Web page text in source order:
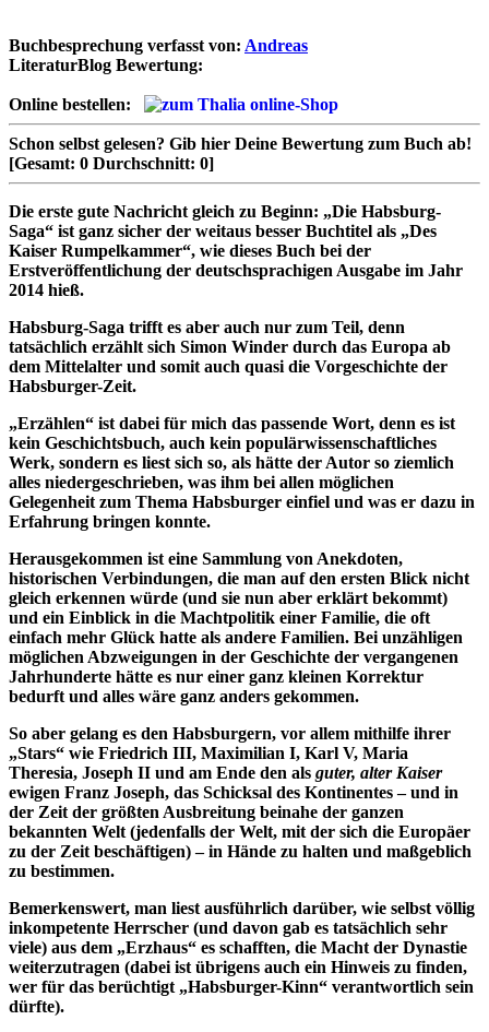
Buchbesprechung verfasst von: Andreas
LiteraturBlog Bewertung:
Online bestellen:
Schon selbst gelesen? Gib hier Deine Bewertung zum Buch ab!
[Gesamt: 0 Durchschnitt: 0]
Die erste gute Nachricht gleich zu Beginn: „Die Habsburg-
Saga“ ist ganz sicher der weitaus besser Buchtitel als „Des
Kaiser Rumpelkammer“, wie dieses Buch bei der
Erstveröffentlichung der deutschsprachigen Ausgabe im Jahr
2014 hieß.
Habsburg-Saga trifft es aber auch nur zum Teil, denn
tatsächlich erzählt sich Simon Winder durch das Europa ab
dem Mittelalter und somit auch quasi die Vorgeschichte der
Habsburger-Zeit.
„Erzählen“ ist dabei für mich das passende Wort, denn es ist
kein Geschichtsbuch, auch kein populärwissenschaftliches
Werk, sondern es liest sich so, als hätte der Autor so ziemlich
alles niedergeschrieben, was ihm bei allen möglichen
Gelegenheit zum Thema Habsburger einfiel und was er dazu in
Erfahrung bringen konnte.
Herausgekommen ist eine Sammlung von Anekdoten,
historischen Verbindungen, die man auf den ersten Blick nicht
gleich erkennen würde (und sie nun aber erklärt bekommt)
und ein Einblick in die Machtpolitik einer Familie, die oft
einfach mehr Glück hatte als andere Familien. Bei unzähligen
möglichen Abzweigungen in der Geschichte der vergangenen
Jahrhunderte hätte es nur einer ganz kleinen Korrektur
bedurft und alles wäre ganz anders gekommen.
So aber gelang es den Habsburgern, vor allem mithilfe ihrer
„Stars“ wie Friedrich III, Maximilian I, Karl V, Maria
Theresia, Joseph II und am Ende den als guter, alter Kaiser
ewigen Franz Joseph, das Schicksal des Kontinentes – und in
der Zeit der größten Ausbreitung beinahe der ganzen
bekannten Welt (jedenfalls der Welt, mit der sich die Europäer
zu der Zeit beschäftigen) – in Hände zu halten und maßgeblich
zu bestimmen.
Bemerkenswert, man liest ausführlich darüber, wie selbst völlig
inkompetente Herrscher (und davon gab es tatsächlich sehr
viele) aus dem „Erzhaus“ es schafften, die Macht der Dynastie
weiterzutragen (dabei ist übrigens auch ein Hinweis zu finden,
wer für das berüchtigt „Habsburger-Kinn“ verantwortlich sein
dürfte).